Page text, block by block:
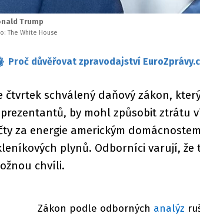
Trump
The White House
Proč důvěřovat zpravodajství
čtvrtek schválený daňový zákon,
by mohl způsobit ztrátu
za energie americkým
plynů. Odborníci varují,
chvíli.
Zákon podle odborných analýz